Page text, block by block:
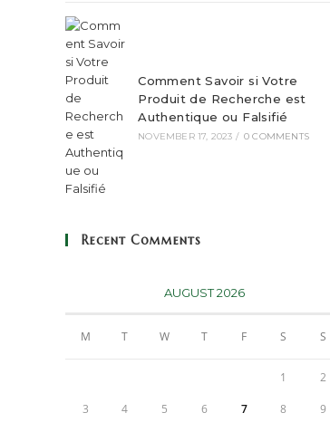
Comment Savoir si Votre
Produit de Recherche est
Authentique ou Falsifié
NOVEMBER 17, 2023 / 0 COMMENTS
Recent Comments
AUGUST 2026
M T W T F S S
1 2
3 4 5 6 7 8 9